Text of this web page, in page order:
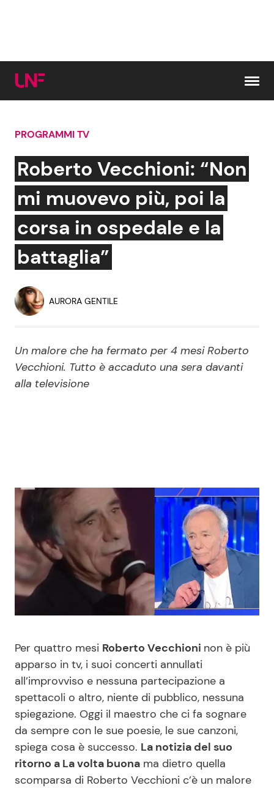
Cerca:
News e Cronaca
Attualità Italiana
Dal Mondo
Economia
Persone Scomparse
Politica
Gossip e TV
Bellezze VIP
Reality e Talent
News Musica
News Spettacolo
Benessere
Casa
Mondo Mamma
News benessere
Salute
Viaggi e Turismo
Cucina e Ricette
Consigli di Cucina
Le Ricette in TV
Primi Piatti
Ricette Facili e Veloci
Ricette Feste
PROGRAMMI TV
Roberto Vecchioni: “Non
mi muovevo più, poi la
corsa in ospedale e la
battaglia”
AURORA GENTILE
Un malore che ha fermato per 4 mesi Roberto
Vecchioni. Tutto è accaduto una sera davanti
alla televisione
Per quattro mesi Roberto Vecchioni non è più
apparso in tv, i suoi concerti annullati
all’improvviso e nessuna partecipazione a
spettacoli o altro, niente di pubblico, nessuna
spiegazione. Oggi il maestro che ci fa sognare
da sempre con le sue poesie, le sue canzoni,
spiega cosa è successo. La notizia del suo
ritorno a La volta buona ma dietro quella
scomparsa di Roberto Vecchioni c’è un malore